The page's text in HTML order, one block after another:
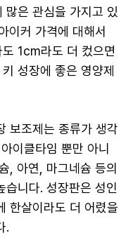
많은 관심을 가지고 있
이커 가격에 대해서
1cm라도 더 컸으면
성장에 좋은 영양제
보조제는 종류가 생각
이클타임 뿐만 아니
, 아연, 마그네슘 등의
습니다. 성장판은 성인
한살이라도 더 어렸을
.